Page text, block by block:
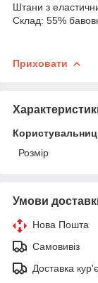
Штани з
Склад: 55%
Приховати
Розмір
Умови
Нова Пошта
Самовивіз
Доставка